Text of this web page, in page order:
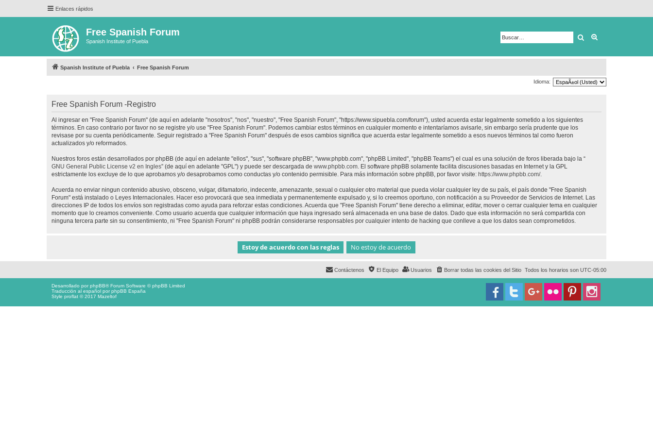
Enlaces rápidos
Free Spanish Forum
Spanish Institute of Puebla Buscar
Spanish Institute of Puebla Free Spanish Forum
Idioma:
Free Spanish Forum -Registro
Al ingresar en "Free Spanish Forum" (de aquí en adelante "nosotros", "nos", "nuestro", "Free Spanish Forum", "https://www.sipuebla.com/forum"), usted acuerda estar legalmente sometido a los siguientes
términos. En caso contrario por favor no se registre y/o use "Free Spanish Forum". Podemos cambiar estos términos en cualquier momento e intentaríamos avisarle, sin embargo sería prudente que los
revisase por su cuenta periódicamente. Seguir registrado a "Free Spanish Forum" después de esos cambios significa que acuerda estar legalmente sometido a esos nuevos términos tal como fueron
actualizados y/o reformados.
Nuestros foros están desarrollados por phpBB (de aquí en adelante "ellos", "sus", "software phpBB", "www.phpbb.com", "phpBB Limited", "phpBB Teams") el cual es una solución de foros liberada bajo la “
GNU General Public License v2 en Ingles” (de aquí en adelante "GPL") y puede ser descargada de www.phpbb.com . El software phpBB solamente facilita discusiones basadas en Internet y la GPL
estrictamente los excluye de lo que aprobamos y/o desaprobamos como conductas y/o contenido permisible. Para más información sobre phpBB, por favor visite: https://www.phpbb.com/.
Acuerda no enviar ningun contenido abusivo, obsceno, vulgar, difamatorio, indecente, amenazante, sexual o cualquier otro material que pueda violar cualquier ley de su país, el país donde "Free Spanish
Forum" está instalado o Leyes Internacionales. Hacer eso provocará que sea inmediata y permanentemente expulsado y, si lo creemos oportuno, con notificación a su Proveedor de Servicios de Internet. Las
direcciones IP de todos los envíos son registradas como ayuda para reforzar estas condiciones. Acuerda que "Free Spanish Forum" tiene derecho a eliminar, editar, mover o cerrar cualquier tema en cualquier
momento que lo creamos conveniente. Como usuario acuerda que cualquier información que haya ingresado será almacenada en una base de datos. Dado que esta información no será compartida con
ninguna tercera parte sin su consentimiento, ni "Free Spanish Forum" ni phpBB podrán considerarse responsables por cualquier intento de hacking que conlleve a que los datos sean comprometidos.
Todos los horarios son UTC-05:00
Borrar todas las cookies del Sitio
Usuarios
El Equipo
Contáctenos
Desarrollado porphpBB® Forum Software © phpBB Limited
Traducción al español porphpBB España
Style proflat © 2017 Mazeltof